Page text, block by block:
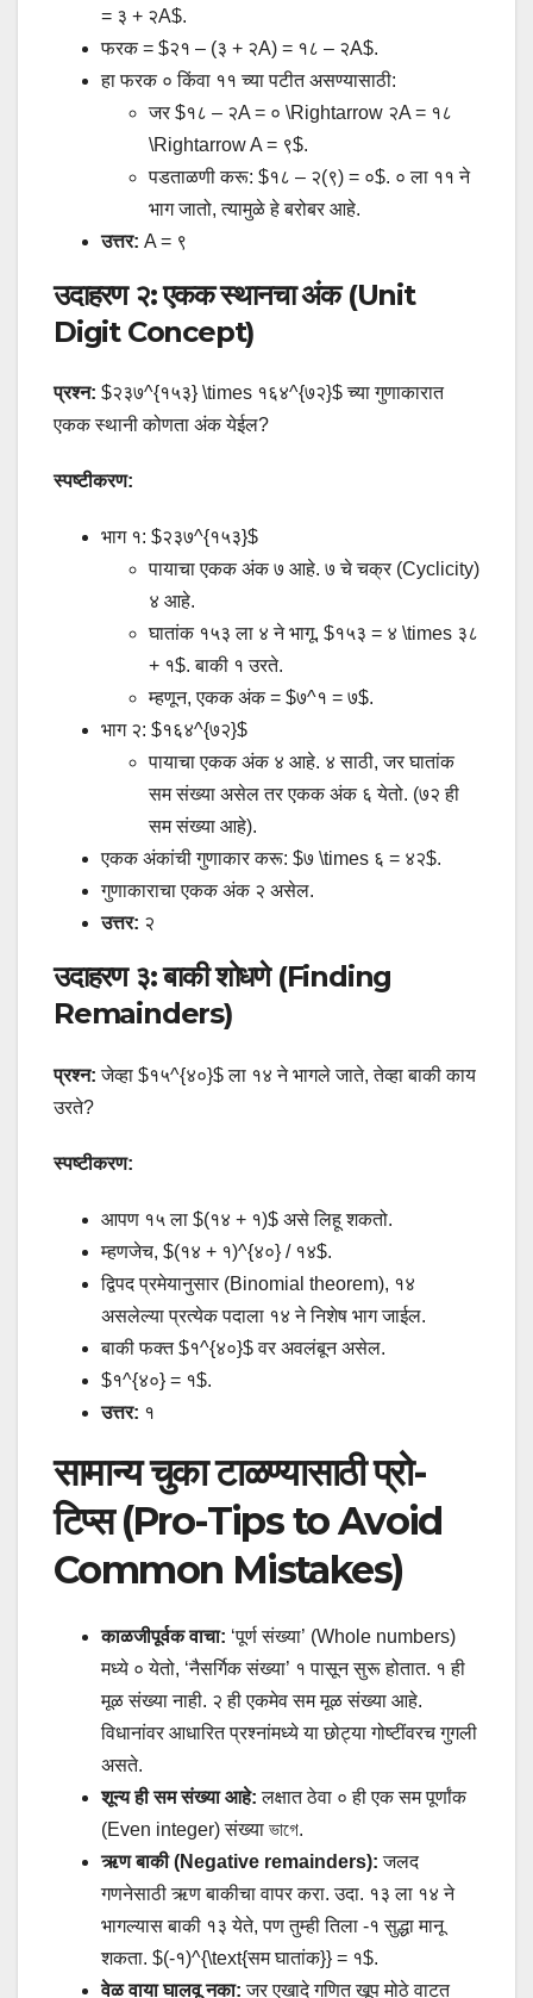
= ३ + २A$.
फरक = $२१ – (३ + २A) = १८ – २A$.
हा फरक ० किंवा ११ च्या पटीत असण्यासाठी:
जर $१८ – २A = ० \Rightarrow २A = १८
\Rightarrow A = ९$.
पडताळणी करू: $१८ – २(९) = ०$. ० ला ११ ने
भाग जातो, त्यामुळे हे बरोबर आहे.
उत्तर: A = ९
उदाहरण २: एकक स्थानचा अंक (Unit
Digit Concept)
प्रश्न: $२३७^{१५३} \times १६४^{७२}$ च्या गुणाकारात
एकक स्थानी कोणता अंक येईल?
स्पष्टीकरण:
भाग १: $२३७^{१५३}$
पायाचा एकक अंक ७ आहे. ७ चे चक्र (Cyclicity)
४ आहे.
घातांक १५३ ला ४ ने भागू. $१५३ = ४ \times ३८
+ १$. बाकी १ उरते.
म्हणून, एकक अंक = $७^१ = ७$.
भाग २: $१६४^{७२}$
पायाचा एकक अंक ४ आहे. ४ साठी, जर घातांक
सम संख्या असेल तर एकक अंक ६ येतो. (७२ ही
सम संख्या आहे).
एकक अंकांची गुणाकार करू: $७ \times ६ = ४२$.
गुणाकाराचा एकक अंक २ असेल.
उत्तर: २
उदाहरण ३: बाकी शोधणे (Finding
Remainders)
प्रश्न: जेव्हा $१५^{४०}$ ला १४ ने भागले जाते, तेव्हा बाकी काय
उरते?
स्पष्टीकरण:
आपण १५ ला $(१४ + १)$ असे लिहू शकतो.
म्हणजेच, $(१४ + १)^{४०} / १४$.
द्विपद प्रमेयानुसार (Binomial theorem), १४
असलेल्या प्रत्येक पदाला १४ ने निशेष भाग जाईल.
बाकी फक्त $१^{४०}$ वर अवलंबून असेल.
$१^{४०} = १$.
उत्तर: १
सामान्य चुका टाळण्यासाठी प्रो-
टिप्स (Pro-Tips to Avoid
Common Mistakes)
काळजीपूर्वक वाचा: ‘पूर्ण संख्या’ (Whole numbers)
मध्ये ० येतो, ‘नैसर्गिक संख्या’ १ पासून सुरू होतात. १ ही
मूळ संख्या नाही. २ ही एकमेव सम मूळ संख्या आहे.
विधानांवर आधारित प्रश्नांमध्ये या छोट्या गोष्टींवरच गुगली
असते.
शून्य ही सम संख्या आहे: लक्षात ठेवा ० ही एक सम पूर्णांक
(Even integer) संख्या ভাগে.
ऋण बाकी (Negative remainders): जलद
गणनेसाठी ऋण बाकीचा वापर करा. उदा. १३ ला १४ ने
भागल्यास बाकी १३ येते, पण तुम्ही तिला -१ सुद्धा मानू
शकता. $(-१)^{\text{सम घातांक}} = १$.
वेळ वाया घालवू नका: जर एखादे गणित खूप मोठे वाटत